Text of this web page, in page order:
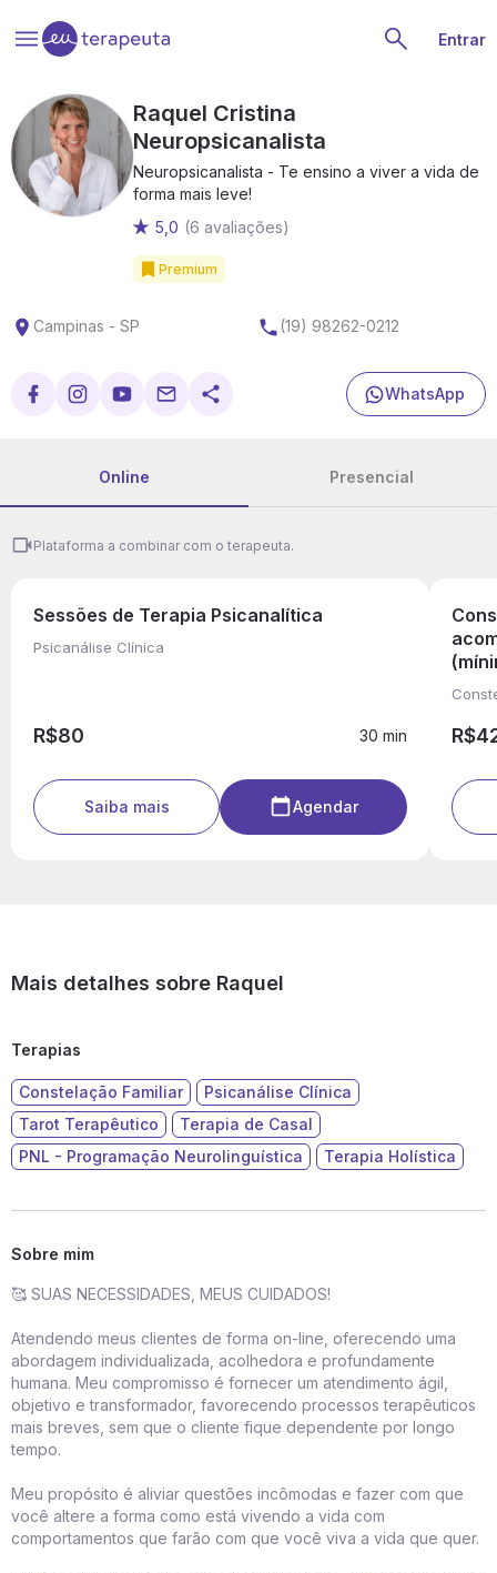
Entrar
Raquel Cristina
Neuropsicanalista
Neuropsicanalista - Te ensino a viver a vida de
forma mais leve!
5,0 (6 avaliações)
Premium
Campinas - SP (19) 98262-0212
WhatsApp
Online Presencial
Plataforma a combinar com o terapeuta.
Sessões de Terapia Psicanalítica
Psicanálise Clínica
R$80 30 min
Saiba mais Agendar
Mais detalhes sobre Raquel
Terapias
Constelação Familiar
Psicanálise Clínica
Tarot Terapêutico
Terapia de Casal
PNL - Programação Neurolinguística
Terapia Holística
Sobre mim
🥰 SUAS NECESSIDADES, MEUS CUIDADOS!
Atendendo meus clientes de forma on-line, oferecendo uma
abordagem individualizada, acolhedora e profundamente
humana. Meu compromisso é fornecer um atendimento ágil,
objetivo e transformador, favorecendo processos terapêuticos
mais breves, sem que o cliente fique dependente por longo
tempo.
Meu propósito é aliviar questões incômodas e fazer com que
você altere a forma como está vivendo a vida com
comportamentos que farão com que você viva a vida que quer.